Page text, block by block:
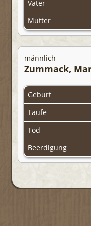
Vater
Mutter
männlich
Zummack,
Geburt
Taufe
Tod
Beerdigung